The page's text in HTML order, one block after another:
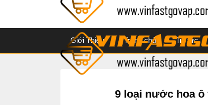
Giới Thiệu Trang chủ Tin tức
9 loại nước hoa